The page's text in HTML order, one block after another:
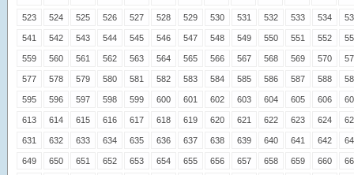
523 524 525 526 527 528 529 530 531 532 533 534
541 542 543 544 545 546 547 548 549 550 551 552
559 560 561 562 563 564 565 566 567 568 569 570
577 578 579 580 581 582 583 584 585 586 587 588
595 596 597 598 599 600 601 602 603 604 605 606
613 614 615 616 617 618 619 620 621 622 623 624
631 632 633 634 635 636 637 638 639 640 641 642
649 650 651 652 653 654 655 656 657 658 659 660